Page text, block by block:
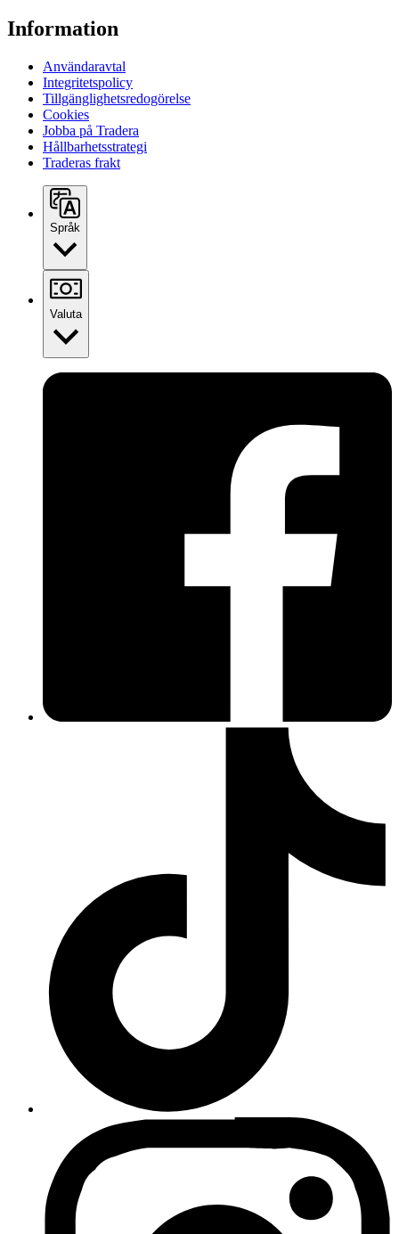
Information
Användaravtal
Integritetspolicy
Tillgänglighetsredogörelse
Cookies
Jobba på Tradera
Hållbarhetsstrategi
Traderas frakt
Språk
Valuta